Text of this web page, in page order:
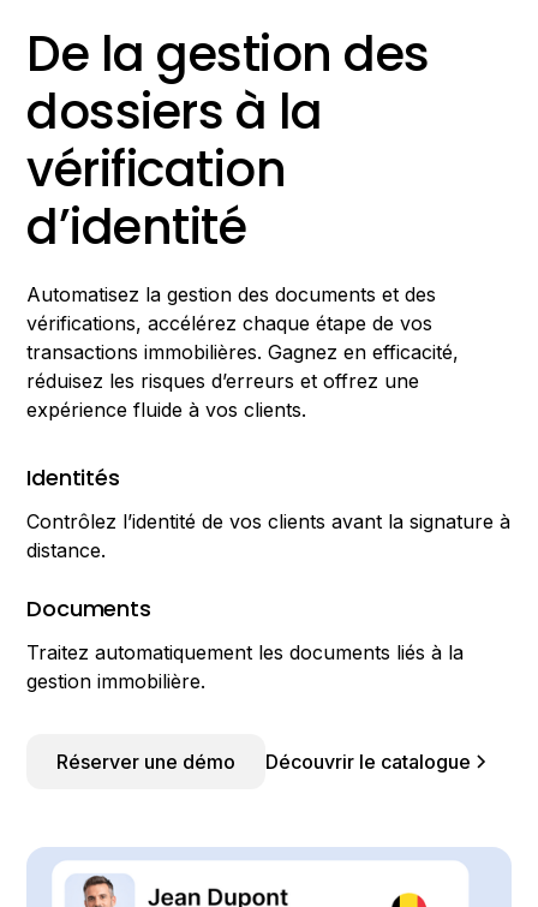
De la gestion des
dossiers à la
vérification
d’identité
Automatisez la gestion des documents et des
vérifications, accélérez chaque étape de vos
transactions immobilières. Gagnez en efficacité,
réduisez les risques d’erreurs et offrez une
expérience fluide à vos clients.
Identités
Contrôlez l’identité de vos clients avant la signature à
distance.
Documents
Traitez automatiquement les documents liés à la
gestion immobilière.
Réserver une démo Découvrir le catalogue